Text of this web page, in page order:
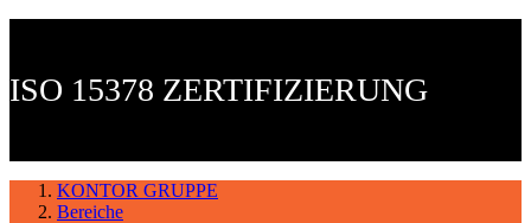
ISO 15378 ZERTIFIZIERUNG
KONTOR GRUPPE
Bereiche